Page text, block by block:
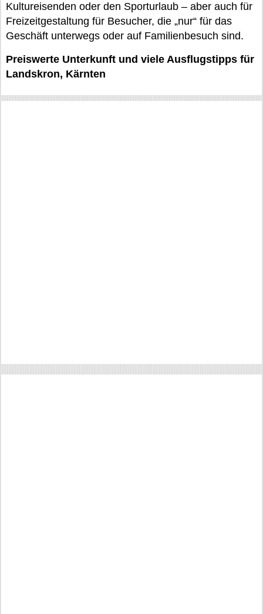
Kultureisenden oder den Sporturlaub – aber auch für
Freizeitgestaltung für Besucher, die „nur“ für das
Geschäft unterwegs oder auf Familienbesuch sind.
Preiswerte Unterkunft und viele Ausflugstipps für
Landskron, Kärnten